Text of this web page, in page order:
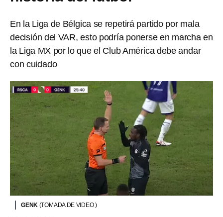
En la Liga de Bélgica se repetirá partido por mala
decisión del VAR, esto podría ponerse en marcha en
la Liga MX por lo que el Club América debe andar
con cuidado
GENK (TOMADA DE VIDEO )